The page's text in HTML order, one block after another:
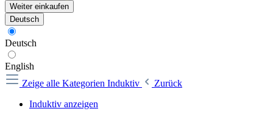
Weiter einkaufen
Deutsch
Deutsch
English
Zeige alle Kategorien Induktiv
Zurück
Induktiv anzeigen